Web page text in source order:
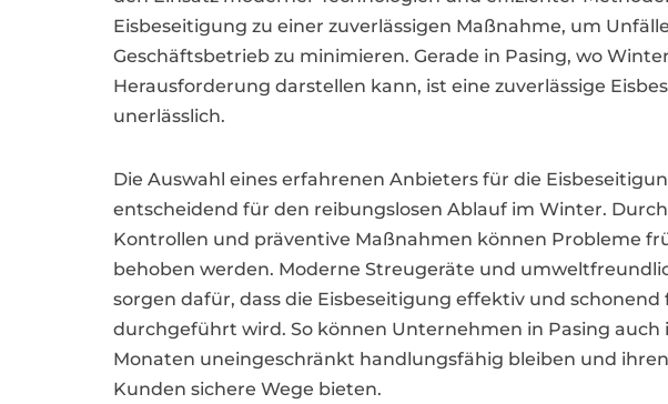
Eisbeseitigung zu einer zuverlässigen Maßnahme, um
Geschäftsbetrieb zu minimieren. Gerade in Pasing, wo
Herausforderung darstellen kann, ist eine zuverlässige
unerlässlich.
Die Auswahl eines erfahrenen Anbieters für die
entscheidend für den reibungslosen Ablauf im Winter.
Kontrollen und präventive Maßnahmen können Probleme
behoben werden. Moderne Streugeräte und
sorgen dafür, dass die Eisbeseitigung effektiv und
durchgeführt wird. So können Unternehmen in Pasing auch
Monaten uneingeschränkt handlungsfähig bleiben und
Kunden sichere Wege bieten.